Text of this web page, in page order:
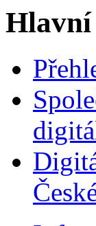
Hlavní